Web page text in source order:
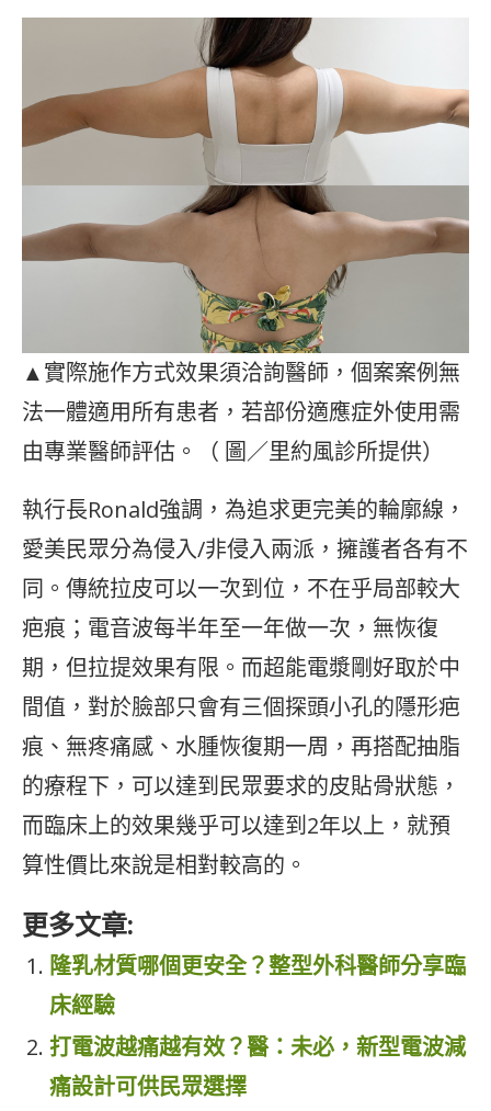
▲實際施作方式效果須洽詢醫師，個案案例無
法一體適用所有患者，若部份適應症外使用需
由專業醫師評估。（ 圖／里約風診所提供）
執行長Ronald強調，為追求更完美的輪廓線，
愛美民眾分為侵入/非侵入兩派，擁護者各有不
同。傳統拉皮可以一次到位，不在乎局部較大
疤痕；電音波每半年至一年做一次，無恢復
期，但拉提效果有限。而超能電漿剛好取於中
間值，對於臉部只會有三個探頭小孔的隱形疤
痕、無疼痛感、水腫恢復期一周，再搭配抽脂
的療程下，可以達到民眾要求的皮貼骨狀態，
而臨床上的效果幾乎可以達到2年以上，就預
算性價比來說是相對較高的。
更多文章:
隆乳材質哪個更安全？整型外科醫師分享臨
床經驗
打電波越痛越有效？醫：未必，新型電波減
痛設計可供民眾選擇